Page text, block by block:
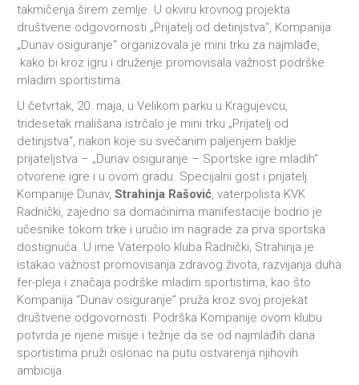
takmičenja širem zemlje. U okviru krovnog projekta
društvene odgovornosti „Prijatelj od detinjstva“, Kompanija
„Dunav osiguranje“ organizovala je mini trku za najmlađe,
kako bi kroz igru i druženje promovisala važnost podrške
mladim sportistima.
U četvrtak, 20. maja, u Velikom parku u Kragujevcu,
tridesetak mališana istrčalo je mini trku „Prijatelj od
detinjstva“, nakon koje su svečanim paljenjem baklje
prijateljstva – „Dunav osiguranje – Sportske igre mladih“
otvorene igre i u ovom gradu. Specijalni gost i prijatelj
Kompanije Dunav, Strahinja Rašović, vaterpolista KVK
Radnički, zajedno sa domaćinima manifestacije bodrio je
učesnike tokom trke i uručio im nagrade za prva sportska
dostignuća. U ime Vaterpolo kluba Radnički, Strahinja je
istakao važnost promovisanja zdravog života, razvijanja duha
fer-pleja i značaja podrške mladim sportistima, kao što
Kompanija “Dunav osiguranje” pruža kroz svoj projekat
društvene odgovornosti. Podrška Kompanije ovom klubu
potvrda je njene misije i težnje da se od najmlađih dana
sportistima pruži oslonac na putu ostvarenja njihovih
ambicija.